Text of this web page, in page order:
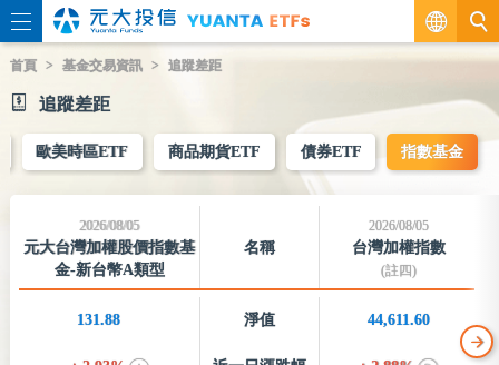
繁
EN
首頁 基金交易資訊 追蹤差距
追蹤差距
歐美時區ETF 商品期貨ETF 債券ETF 指數基金
名稱
2026/08/05
元大台灣加權股價指數基
金-新台幣A類型
2026/08/05
台灣加權指數
(註四)
淨值
131.88 44,611.60